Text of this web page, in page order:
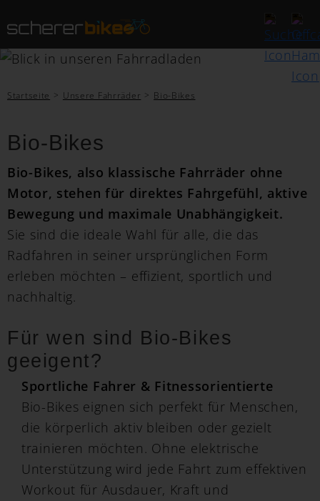
Startseite Unsere Fahrräder Bio-Bikes
Bio-Bikes
Bio-Bikes, also klassische Fahrräder ohne
Motor, stehen für direktes Fahrgefühl, aktive
Bewegung und maximale Unabhängigkeit.
Sie sind die ideale Wahl für alle, die das
Radfahren in seiner ursprünglichen Form
erleben möchten – effizient, sportlich und
nachhaltig.
Für wen sind Bio-Bikes
geeigent?
Sportliche Fahrer & Fitnessorientierte
Bio-Bikes eignen sich perfekt für Menschen,
die körperlich aktiv bleiben oder gezielt
trainieren möchten. Ohne elektrische
Unterstützung wird jede Fahrt zum effektiven
Workout für Ausdauer, Kraft und